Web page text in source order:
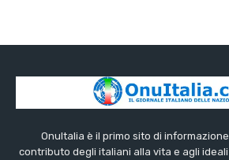
OnuItalia è il primo sito di
contributo degli italiani alla vita e agli